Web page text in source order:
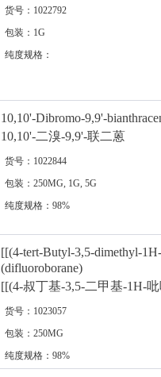
货号：1022792
包装：1G
纯度规格：
10,10'-Dibromo-9,9'-
10,10'-二溴-9,9'-联二蒽
货号：1022844
包装：250MG, 1G, 5G
纯度规格：98%
[[(4-tert-Butyl-3,5-dimethyl-
(difluoroborane)
[[(4-叔丁基-3,5-二甲基-1H-
货号：1023057
包装：250MG
纯度规格：98%